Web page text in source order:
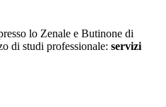
lo Zenale e Butinone di
di studi professionale: servizi